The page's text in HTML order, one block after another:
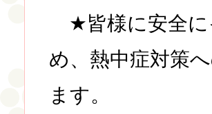
★皆様に安全に
め、熱中症対策
ます。